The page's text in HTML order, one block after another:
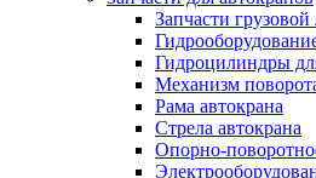
Запчасти
Гидроцилиндры
Механизм
Рама автокрана
Стрела автокрана
Опорно-